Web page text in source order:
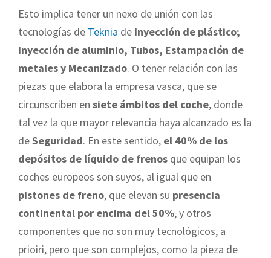
Esto implica tener un nexo de unión con las
tecnologías de Teknia de Inyección de plástico;
inyección de aluminio, Tubos, Estampación de
metales y Mecanizado. O tener relación con las
piezas que elabora la empresa vasca, que se
circunscriben en siete ámbitos del coche, donde
tal vez la que mayor relevancia haya alcanzado es la
deSeguridad. En este sentido, el 40% de los
depósitos de líquido de frenos que equipan los
coches europeos son suyos, al igual que en
pistones de freno, que elevan su presencia
continental por encima del 50%, y otros
componentes que no son muy tecnológicos, a
prioiri, pero que son complejos, como la pieza de